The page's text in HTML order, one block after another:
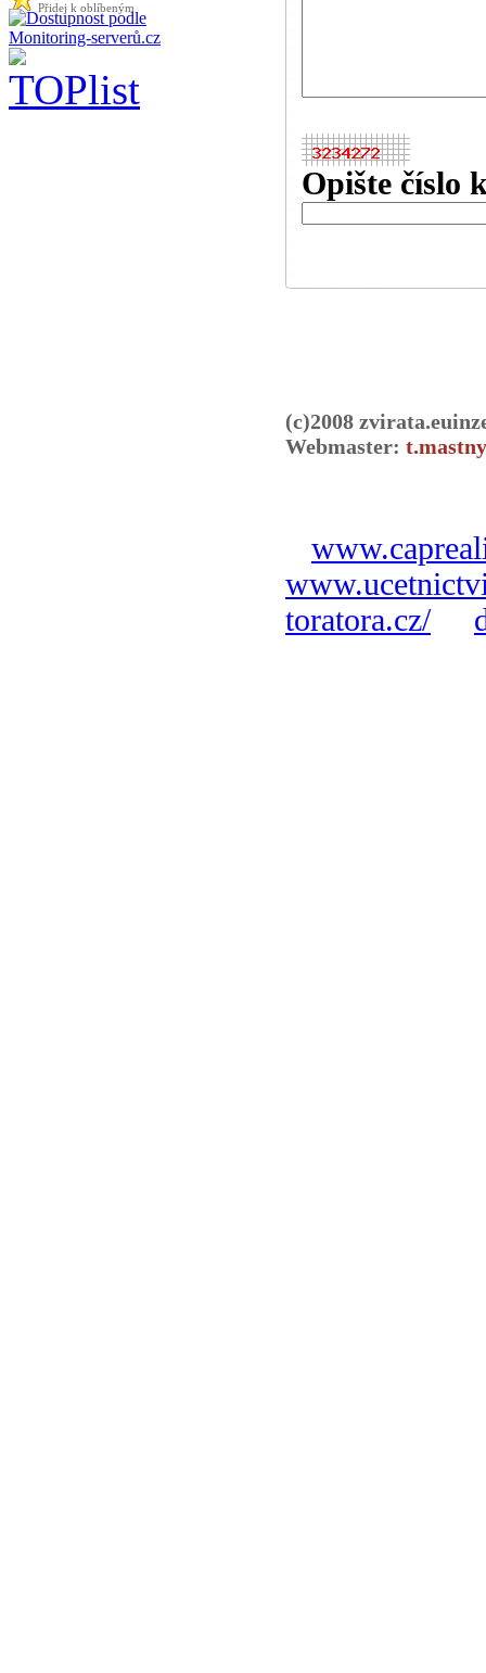
Opište číslo
(c)2008
Webmaster:
toratora.cz/
Přidej k oblíbeným